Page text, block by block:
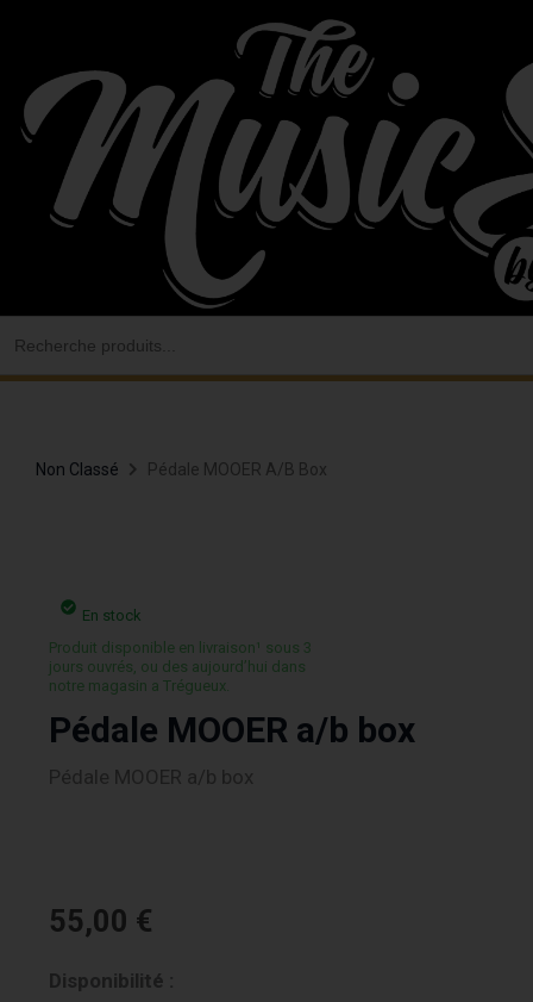
contenu
Non Classé Pédale MOOER A/b Box
En stock
Produit disponible en livraison¹ sous 3
jours ouvrés, ou des aujourd’hui dans
notre magasin a Trégueux.
Pédale MOOER a/b box
Pédale MOOER a/b box
55,00 €
Disponibilité :
quantité